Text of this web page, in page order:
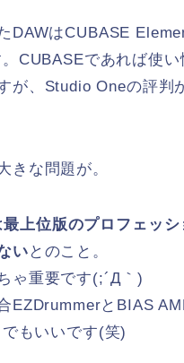
DAWはCUBASE
CUBASEであれば使
が、Studio Oneの評判
きな問題が。
上位版のプロフェッ
い とのこと。
ゃ重要です(;´Д｀)
EZDrummerとBIAS
もいいです(笑)